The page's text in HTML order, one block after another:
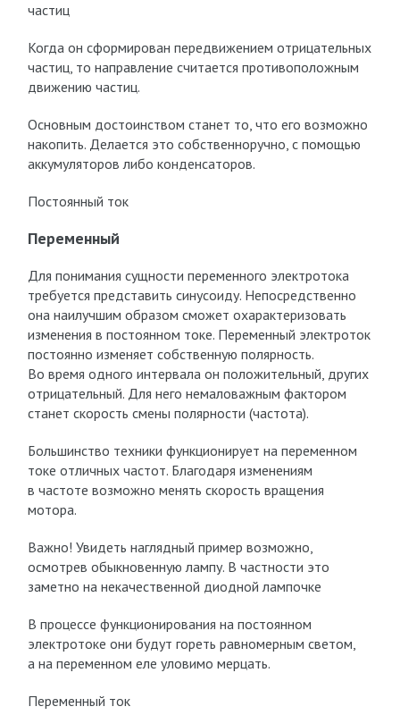
частиц
Когда он сформирован передвижением отрицательных
частиц, то направление считается противоположным
движению частиц.
Основным достоинством станет то, что его возможно
накопить. Делается это собственноручно, с помощью
аккумуляторов либо конденсаторов.
Постоянный ток
Переменный
Для понимания сущности переменного электротока
требуется представить синусоиду. Непосредственно
она наилучшим образом сможет охарактеризовать
изменения в постоянном токе. Переменный электроток
постоянно изменяет собственную полярность.
Во время одного интервала он положительный, других
отрицательный. Для него немаловажным фактором
станет скорость смены полярности (частота).
Большинство техники функционирует на переменном
токе отличных частот. Благодаря изменениям
в частоте возможно менять скорость вращения
мотора.
Важно! Увидеть наглядный пример возможно,
осмотрев обыкновенную лампу. В частности это
заметно на некачественной диодной лампочке
В процессе функционирования на постоянном
электротоке они будут гореть равномерным светом,
а на переменном еле уловимо мерцать.
Переменный ток